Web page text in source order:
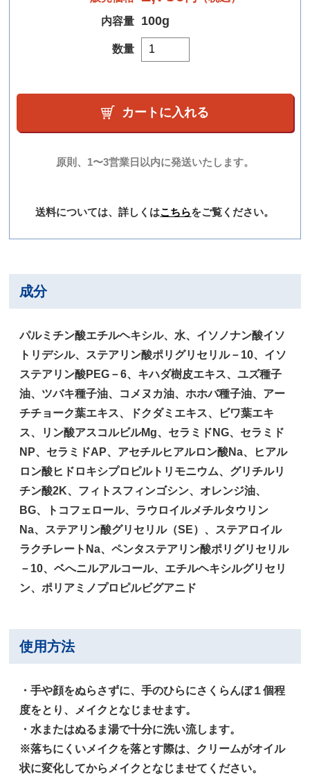
内容量
100g
数量
カートに入れる
原則、1〜3営業日以内に発送いたします。
送料については、詳しくはこちらをご覧ください。
成分
パルミチン酸エチルヘキシル、水、イソノナン酸イソ
トリデシル、ステアリン酸ポリグリセリル－10、イソ
ステアリン酸PEG－6、キハダ樹皮エキス、ユズ種子
油、ツバキ種子油、コメヌカ油、ホホバ種子油、アー
チチョーク葉エキス、ドクダミエキス、ビワ葉エキ
ス、リン酸アスコルビルMg、セラミドNG、セラミド
NP、セラミドAP、アセチルヒアルロン酸Na、ヒアル
ロン酸ヒドロキシプロピルトリモニウム、グリチルリ
チン酸2K、フィトスフィンゴシン、オレンジ油、
BG、トコフェロール、ラウロイルメチルタウリン
Na、ステアリン酸グリセリル（SE）、ステアロイル
ラクチレートNa、ペンタステアリン酸ポリグリセリル
－10、ベへニルアルコール、エチルヘキシルグリセリ
ン、ポリアミノプロピルビグアニド
使用方法
・手や顔をぬらさずに、手のひらにさくらんぼ１個程
度をとり、メイクとなじませます。
・水またはぬるま湯で十分に洗い流します。
※落ちにくいメイクを落とす際は、クリームがオイル
状に変化してからメイクとなじませてください。